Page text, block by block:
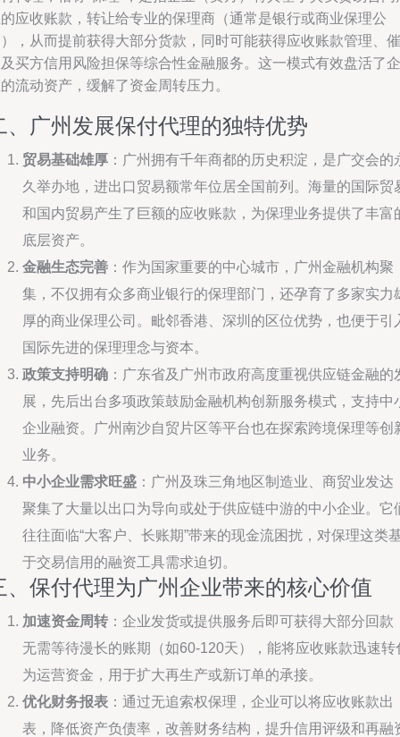
应收账款，转让给专业的保理商（通常是银行或商业保理公
，从而提前获得大部分货款，同时可能获得应收账款管理、催
买方信用风险担保等综合性金融服务。这一模式有效盘活了企
流动资产，缓解了资金周转压力。
、广州发展保付代理的独特优势
贸易基础雄厚 ：广州拥有千年商都的历史积淀，是广交会的
久举办地，进出口贸易额常年位居全国前列。海量的国际贸
和国内贸易产生了巨额的应收账款，为保理业务提供了丰富
底层资产。
金融生态完善 ：作为国家重要的中心城市，广州金融机构聚
集，不仅拥有众多商业银行的保理部门，还孕育了多家实力
厚的商业保理公司。毗邻香港、深圳的区位优势，也便于引
国际先进的保理理念与资本。
政策支持明确 ：广东省及广州市政府高度重视供应链金融的
展，先后出台多项政策鼓励金融机构创新服务模式，支持中
企业融资。广州南沙自贸片区等平台也在探索跨境保理等创
业务。
中小企业需求旺盛 ：广州及珠三角地区制造业、商贸业发达
聚集了大量以出口为导向或处于供应链中游的中小企业。它
往往面临“大客户、长账期”带来的现金流困扰，对保理这类
于交易信用的融资工具需求迫切。
、保付代理为广州企业带来的核心价值
加速资金周转 ：企业发货或提供服务后即可获得大部分回款
无需等待漫长的账期（如60-120天），能将应收账款迅速转
为运营资金，用于扩大再生产或新订单的承接。
优化财务报表 ：通过无追索权保理，企业可以将应收账款出
表，降低资产负债率，改善财务结构，提升信用评级和再融